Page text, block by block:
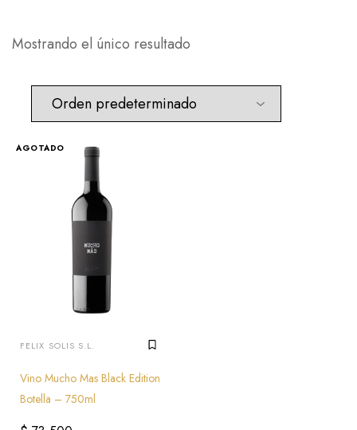
Mostrando el único resultado
AGOTADO
FELIX SOLIS S.L.
Vino Mucho Mas Black Edition
Botella – 750ml